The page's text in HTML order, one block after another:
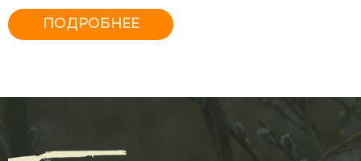
ПОДРОБНЕЕ